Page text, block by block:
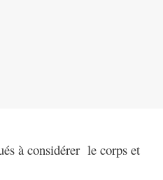
à considérer le corps et